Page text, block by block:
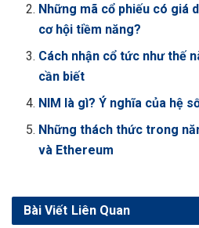
Những mã cổ phiếu có giá
cơ hội tiềm năng?
Cách nhận cổ tức như thế
cần biết
NIM là gì? Ý nghĩa của hệ
Những thách thức trong
và Ethereum
Liên Quan
Bài Viết